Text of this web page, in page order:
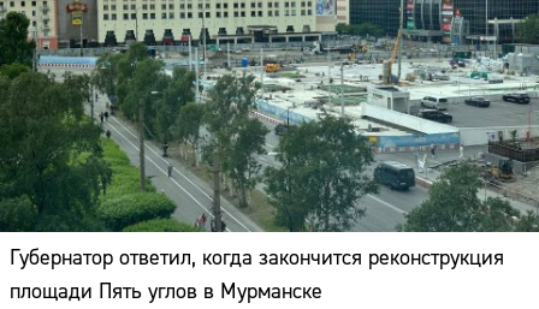
Губернатор ответил, когда закончится реконструкция
площади Пять углов в Мурманске